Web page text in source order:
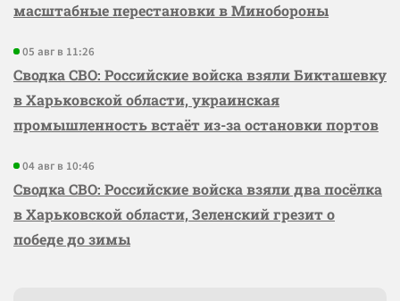
масштабные перестановки в Минобороны
05 авг в 11:26
Сводка СВО: Российские войска взяли Бикташевку
в Харьковской области, украинская
промышленность встаёт из-за остановки портов
04 авг в 10:46
Сводка СВО: Российские войска взяли два посёлка
в Харьковской области, Зеленский грезит о
победе до зимы